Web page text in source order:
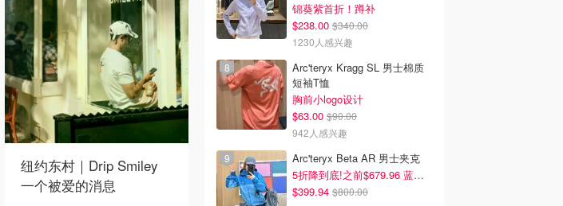
纽约东村｜Drip Smiley
一个被爱的消息
锦葵紫首折！蹲补
$238.00 $340.00
1230人感兴趣
Arc'teryx Kragg SL 男士棉质
短袖T恤
胸前小logo设计
$63.00 $90.00
942人感兴趣
Arc'teryx Beta AR 男士夹克
5折降到底!之前$679.96 蓝色款有货
$399.94 $800.00